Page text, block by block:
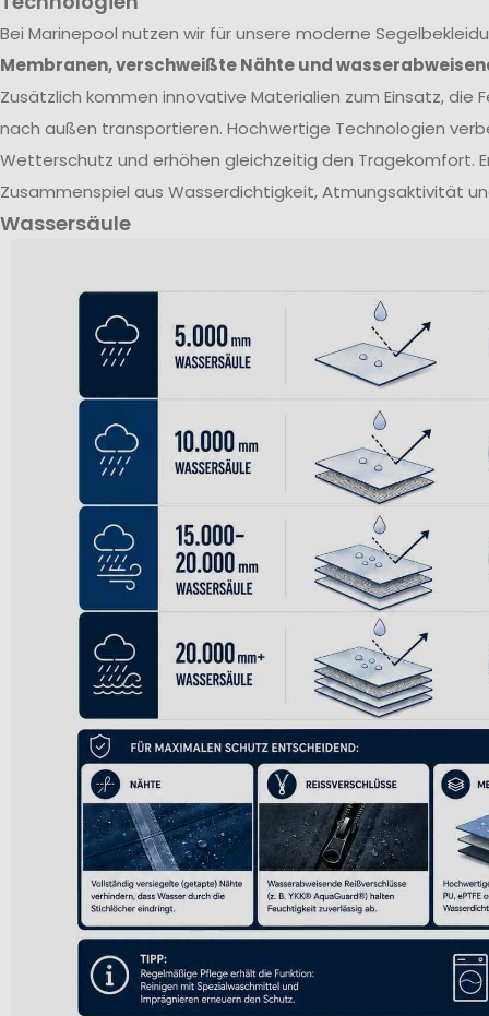
Bei Marinepool nutzen wir für unsere moderne
Membranen, verschweißte Nähte und
Zusätzlich kommen innovative Materialien zum Einsatz, die
nach außen transportieren. Hochwertige Technologien
Wetterschutz und erhöhen gleichzeitig den Tragekomfort.
Zusammenspiel aus Wasserdichtigkeit, Atmungsaktivität
Wassersäule